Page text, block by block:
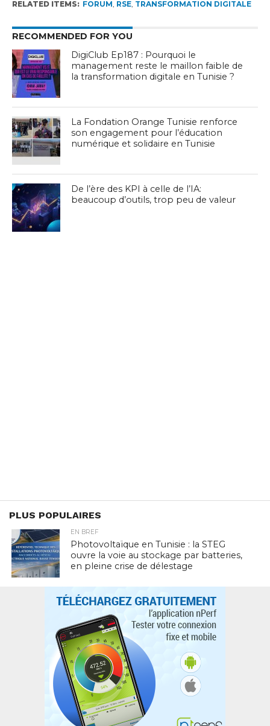
RELATED ITEMS: FORUM, RSE, TRANSFORMATION DIGITALE
RECOMMENDED FOR YOU
DigiClub Ep187 : Pourquoi le
management reste le maillon faible de
la transformation digitale en Tunisie ?
La Fondation Orange Tunisie renforce
son engagement pour l’éducation
numérique et solidaire en Tunisie
De l’ère des KPI à celle de l’IA:
beaucoup d’outils, trop peu de valeur
PLUS POPULAIRES
EN BREF
Photovoltaïque en Tunisie : la STEG
ouvre la voie au stockage par batteries,
en pleine crise de délestage